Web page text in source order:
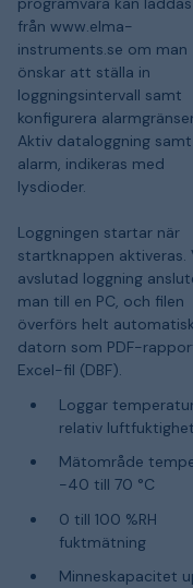
från www.elma-
instruments.se om man
önskar att ställa in
loggningsintervall samt
konfigurera
Aktiv dataloggning samt
alarm, indikeras med
lysdioder.
Loggningen startar när
startknappen aktiveras.
avslutad loggning
man till en PC, och filen
överförs helt
datorn som PDF-
Excel-fil (DBF).
Loggar
relativ luftfuktighet
Mätområde
-40 till 70 °C
0 till 100 %RH
fuktmätning
Minneskapacitet